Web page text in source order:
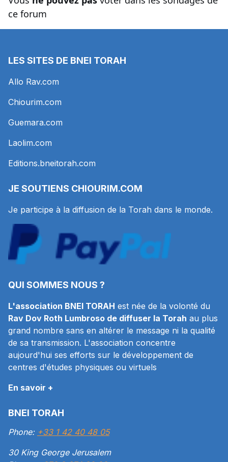
ce forum
LES SITES DE BNEI TORAH
Allo Rav.com
Chiourim.com
Guemara.com
Laolim.com
Editions.bneitorah.com
JE SOUTIENS CHIOURIM.COM
Je participe à la diffusion de la Torah dans le monde.
QUI SOMMES NOUS ?
L'association BNEI TORAH est née de la volonté du
Rav Dov Roth Lumbroso de diffuser la Torah au plus
grand nombre sans en altérer le message ni la qualité
de sa transmission. L'association concentre
aujourd'hui ses efforts sur le développement de
centres d'études physiques ou virtuels
En savoir +
BNEI TORAH
Phone: +33 1 42 40 48 05
30 King George Jerusalem